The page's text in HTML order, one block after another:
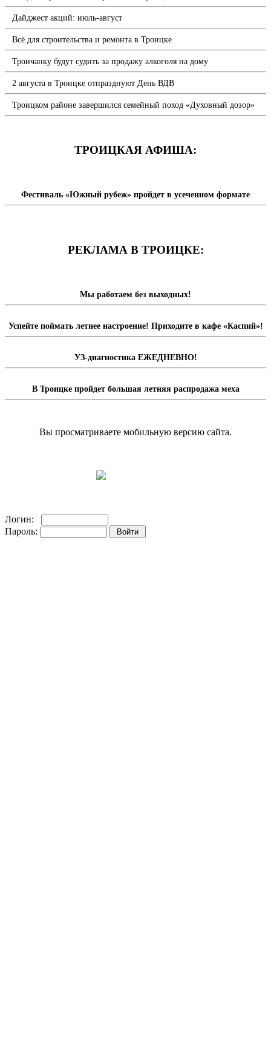
Дайджест акций: июль-август
Всё для строительства и ремонта в Троицке
Троичанку будут судить за продажу алкоголя на дому
2 августа в Троицке отпразднуют День ВДВ
Троицком районе завершился семейный поход «Духовный дозор»
ТРОИЦКАЯ АФИША:
Фестиваль «Южный рубеж» пройдет в усеченном формате
РЕКЛАМА В ТРОИЦКЕ:
Мы работаем без выходных!
Успейте поймать летнее настроение! Приходите в кафе «Каспий»!
УЗ-диагностика ЕЖЕДНЕВНО!
В Троицке пройдет большая летняя распродажа меха
Вы просматриваете мобильную версию сайта.
Логин:
Пароль: